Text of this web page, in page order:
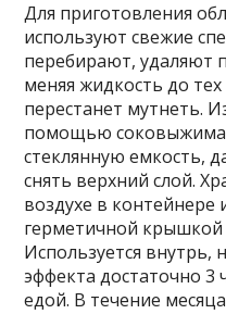
Для приготовления
используют свежие
перебирают,
меняя жидкость до
перестанет мутнеть.
помощью
стеклянную емкость,
снять верхний слой.
воздухе в контейнере
герметичной крышкой
Используется внутрь,
эффекта достаточно
едой. В течение